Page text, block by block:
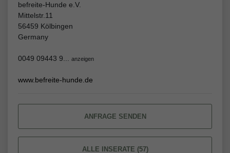
befreite-Hunde e.V.
Mittelstr.11
56459 Kölbingen
Germany
0049 09443 9... anzeigen
www.befreite-hunde.de
ANFRAGE SENDEN
ALLE INSERATE (57)